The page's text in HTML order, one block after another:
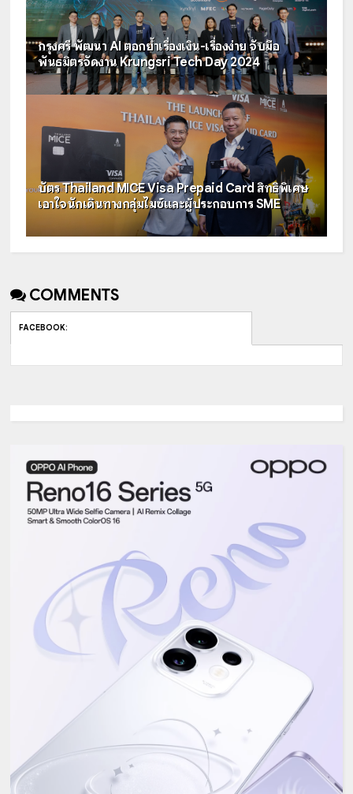
กรุงศรี พัฒนา AI ตอกย้ำเรื่องเงิน-เรื่องง่าย จับมือ
พันธมิตรจัดงาน Krungsri Tech Day 2024
บัตร Thailand MICE Visa Prepaid Card สิทธิพิเศษ
เอาใจนักเดินทางกลุ่มไมซ์และผู้ประกอบการ SME
COMMENTS
FACEBOOK: